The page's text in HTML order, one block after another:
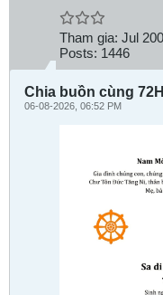
Tham gia: Jul
Posts: 1446
Chia buồn cùng
06-08-2026, 06:52 PM